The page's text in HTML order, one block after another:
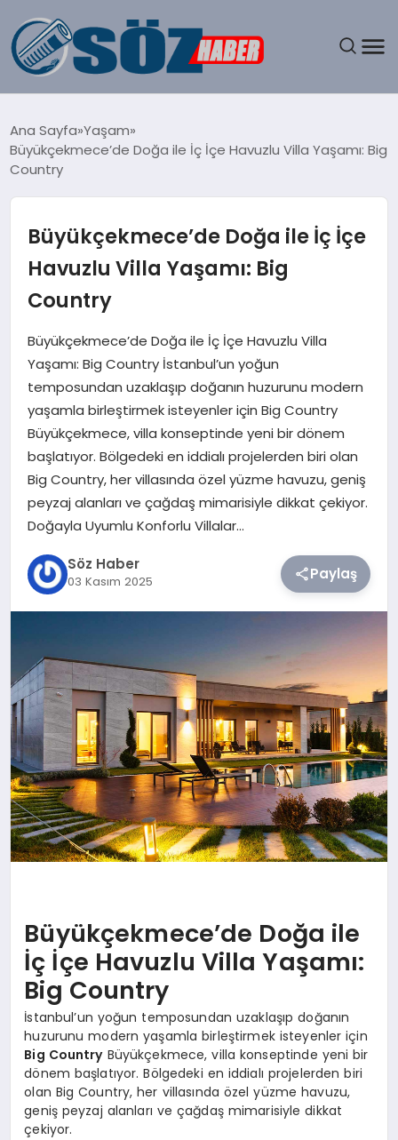
SPOR
EKONOMI
EĞITIM
SAĞLIK
DÜNYA
TEKNOLOJI
SIYASET
YAŞAM
Ana Sayfa Yaşam
Büyükçekmece’de Doğa ile İç İçe Havuzlu Villa Yaşamı: Big
Country
Büyükçekmece’de Doğa ile İç İçe
Havuzlu Villa Yaşamı: Big
Country
Büyükçekmece’de Doğa ile İç İçe Havuzlu Villa
Yaşamı: Big Country İstanbul’un yoğun
temposundan uzaklaşıp doğanın huzurunu modern
yaşamla birleştirmek isteyenler için Big Country
Büyükçekmece, villa konseptinde yeni bir dönem
başlatıyor. Bölgedeki en iddialı projelerden biri olan
Big Country, her villasında özel yüzme havuzu, geniş
peyzaj alanları ve çağdaş mimarisiyle dikkat çekiyor.
Doğayla Uyumlu Konforlu Villalar…
Söz Haber
03 Kasım 2025 Paylaş
Büyükçekmece’de Doğa ile
İç İçe Havuzlu Villa Yaşamı:
Big Country
İstanbul’un yoğun temposundan uzaklaşıp doğanın
huzurunu modern yaşamla birleştirmek isteyenler için
Big CountryBüyükçekmece, villa konseptinde yeni bir
dönem başlatıyor. Bölgedeki en iddialı projelerden biri
olan Big Country, her villasında özel yüzme havuzu,
geniş peyzaj alanları ve çağdaş mimarisiyle dikkat
çekiyor.